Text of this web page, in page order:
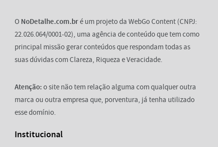
O NoDetalhe.com.bré um projeto da WebGo Content (CNPJ:
22.026.064/0001-02), uma agência de conteúdo que tem como
principal missão gerar conteúdos que respondam todas as
suas dúvidas com Clareza, Riqueza e Veracidade.
Atenção: o site não tem relação alguma com qualquer outra
marca ou outra empresa que, porventura, já tenha utilizado
esse domínio.
Institucional